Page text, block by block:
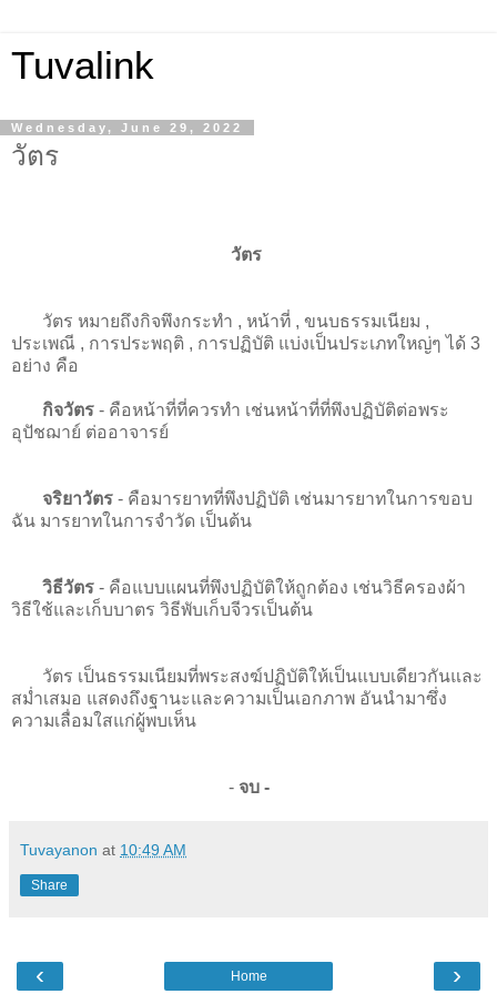
Tuvalink
Wednesday, June 29, 2022
วัตร
วัตร
วัตร หมายถึงกิจพึงกระทำ , หน้าที่ , ขนบธรรมเนียม ,
ประเพณี , การประพฤติ , การปฏิบัติ แบ่งเป็นประเภทใหญ่ๆ ได้ 3
อย่าง คือ
กิจวัตร - คือหน้าที่ที่ควรทำ เช่นหน้าที่ที่พึงปฏิบัติต่อพระ
อุปัชฌาย์ ต่ออาจารย์
จริยาวัตร - คือมารยาทที่พึงปฏิบัติ เช่นมารยาทในการขอบ
ฉัน มารยาทในการจำวัด เป็นต้น
วิธีวัตร - คือแบบแผนที่พึงปฏิบัติให้ถูกต้อง เช่นวิธีครองผ้า
วิธีใช้และเก็บบาตร วิธีพับเก็บจีวรเป็นต้น
วัตร เป็นธรรมเนียมที่พระสงฆ์ปฏิบัติให้เป็นแบบเดียวกันและ
สม่ำเสมอ แสดงถึงฐานะและความเป็นเอกภาพ อันนำมาซึ่ง
ความเลื่อมใสแก่ผู้พบเห็น
-จบ -
Tuvayanon at 10:49 AM
Share
‹ ›
Home